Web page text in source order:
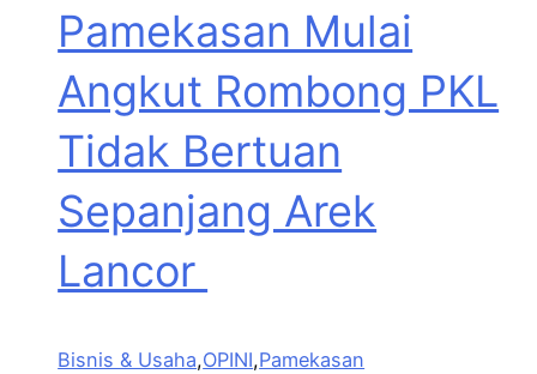
Pamekasan Mulai
Angkut Rombong PKL
Tidak Bertuan
Sepanjang Arek
Lancor
Bisnis & Usaha,OPINI,Pamekasan